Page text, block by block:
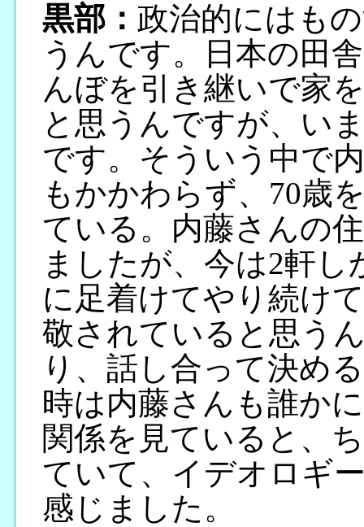
黒部： 政治的にはも
うんです。日本の田
んぼを引き継いで家
と思うんですが、い
です。そういう中で
もかかわらず、70歳
ている。内藤さんの
ましたが、今は2軒
に足着けてやり続け
敬されていると思う
り、話し合って決め
時は内藤さんも誰か
関係を見ていると、
ていて、イデオロギ
感じました。